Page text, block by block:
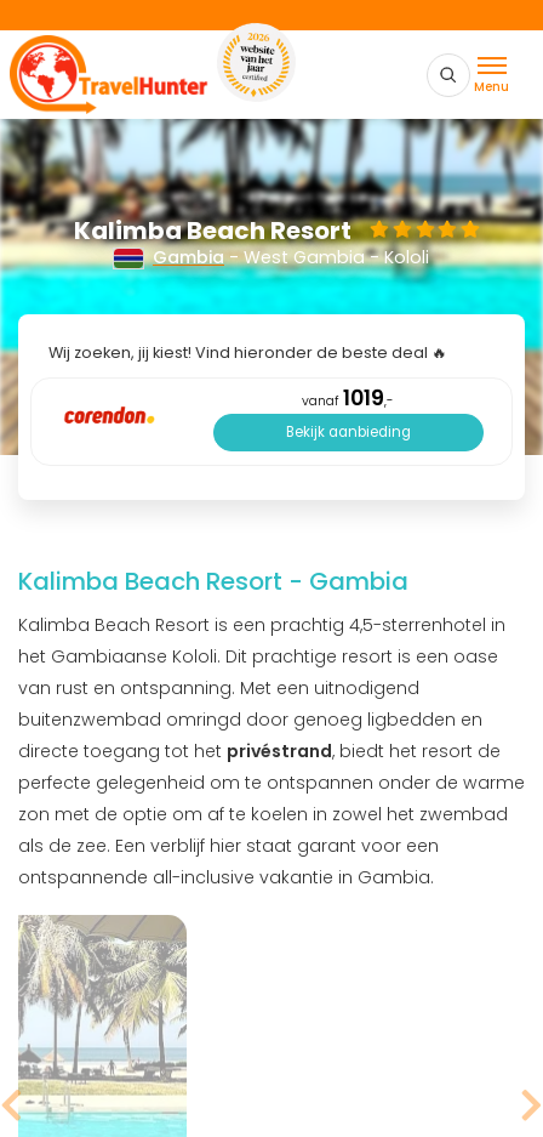
Menu
Kalimba Beach Resort
Gambia- West Gambia - Kololi
Wij zoeken, jij kiest! Vind hieronder de beste deal 🔥
vanaf 1019,-
Bekijk aanbieding
Kalimba Beach Resort - Gambia
Kalimba Beach Resort is een prachtig 4,5-sterrenhotel in
het Gambiaanse Kololi. Dit prachtige resort is een oase
van rust en ontspanning. Met een uitnodigend
buitenzwembad omringd door genoeg ligbedden en
directe toegang tot het privéstrand, biedt het resort de
perfecte gelegenheid om te ontspannen onder de warme
zon met de optie om af te koelen in zowel het zwembad
als de zee. Een verblijf hier staat garant voor een
ontspannende all-inclusive vakantie in Gambia.